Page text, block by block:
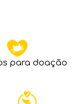
para doação